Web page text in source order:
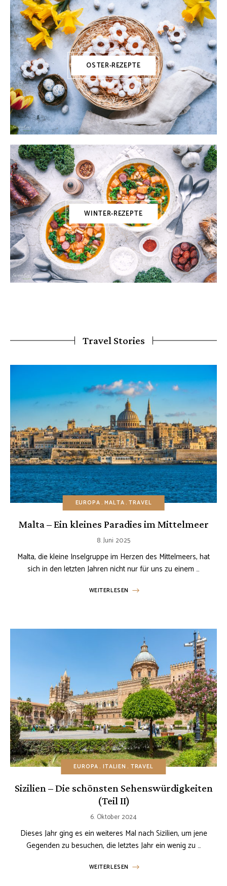
OSTER-REZEPTE
WINTER-REZEPTE
Travel Stories
EUROPA MALTA TRAVEL
Malta – Ein kleines Paradies im Mittelmeer
8. Juni 2025
Malta, die kleine Inselgruppe im Herzen des Mittelmeers, hat
sich in den letzten Jahren nicht nur für uns zu einem …
WEITERLESEN
EUROPA ITALIEN TRAVEL
Sizilien – Die schönsten Sehenswürdigkeiten
(Teil II)
6. Oktober 2024
Dieses Jahr ging es ein weiteres Mal nach Sizilien, um jene
Gegenden zu besuchen, die letztes Jahr ein wenig zu …
WEITERLESEN